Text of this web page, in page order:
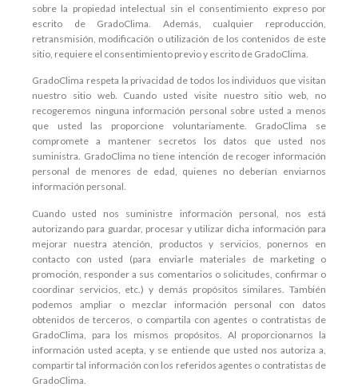
sobre la propiedad intelectual sin el consentimiento expreso por
escrito de GradoClima. Además, cualquier reproducción,
retransmisión, modificación o utilización de los contenidos de este
sitio, requiere el consentimiento previo y escrito de GradoClima.
GradoClima respeta la privacidad de todos los individuos que visitan
nuestro sitio web. Cuando usted visite nuestro sitio web, no
recogeremos ninguna información personal sobre usted a menos
que usted las proporcione voluntariamente. GradoClima se
compromete a mantener secretos los datos que usted nos
suministra. GradoClima no tiene intención de recoger información
personal de menores de edad, quienes no deberían enviarnos
información personal.
Cuando usted nos suministre información personal, nos está
autorizando para guardar, procesar y utilizar dicha información para
mejorar nuestra atención, productos y servicios, ponernos en
contacto con usted (para enviarle materiales de marketing o
promoción, responder a sus comentarios o solicitudes, confirmar o
coordinar servicios, etc.) y demás propósitos similares. También
podemos ampliar o mezclar información personal con datos
obtenidos de terceros, o compartila con agentes o contratistas de
GradoClima, para los mismos propósitos. Al proporcionarnos la
información usted acepta, y se entiende que usted nos autoriza a,
compartir tal información con los referidos agentes o contratistas de
GradoClima.